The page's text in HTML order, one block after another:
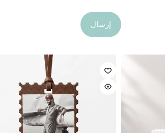
إرسال